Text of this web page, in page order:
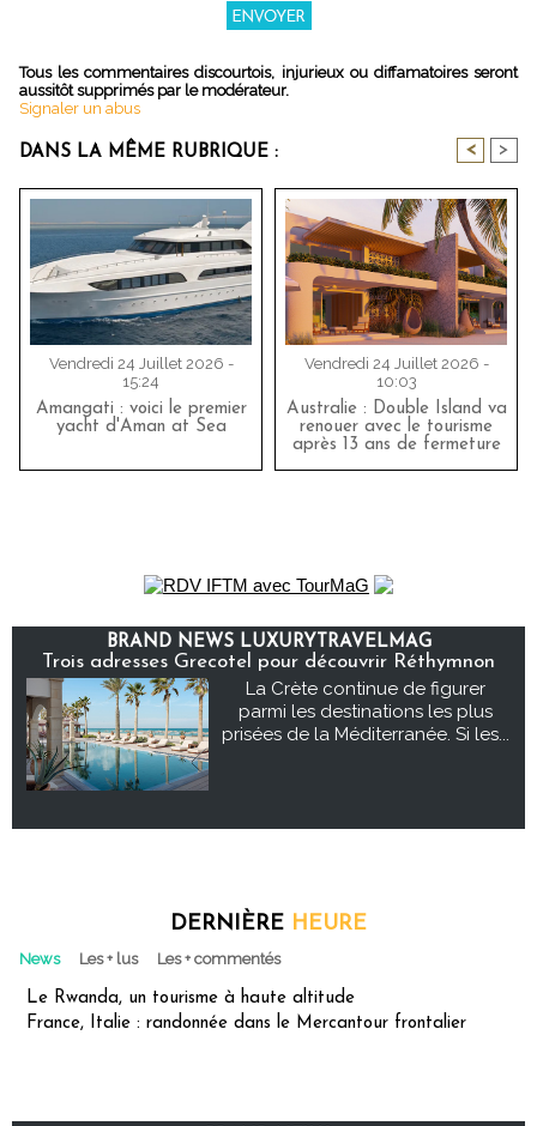
Tous les commentaires discourtois, injurieux ou diffamatoires seront
aussitôt supprimés par le modérateur.
Signaler un abus
DANS LA MÊME RUBRIQUE : < >
Vendredi 24 Juillet 2026 -
15:24
Amangati : voici le premier
yacht d'Aman at Sea
Vendredi 24 Juillet 2026 -
10:03
Australie : Double Island va
renouer avec le tourisme
après 13 ans de fermeture
BRAND NEWS LUXURYTRAVELMAG
Trois adresses Grecotel pour découvrir Réthymnon
La Crète continue de figurer
parmi les destinations les plus
prisées de la Méditerranée. Si les...
DERNIÈRE HEURE
News Les + lus Les + commentés
Le Rwanda, un tourisme à haute altitude
France, Italie : randonnée dans le Mercantour frontalier